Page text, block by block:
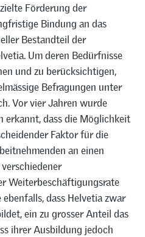
Förderung der
Bindung an das
Bestandteil der
Um deren Bedürfnisse
und zu berücksichtigen,
Befragungen unter
Vor vier Jahren wurde
erkannt, dass die Möglichkeit
Faktor für die
an einen
Weiterbeschäftigungsrate
dass Helvetia zwar
ein zu grosser Anteil das
ihrer Ausbildung jedoch